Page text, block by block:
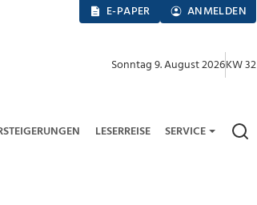
E-PAPER ANMELDEN
Sonntag 9. August 2026KW 32
LESERREISE SERVICE